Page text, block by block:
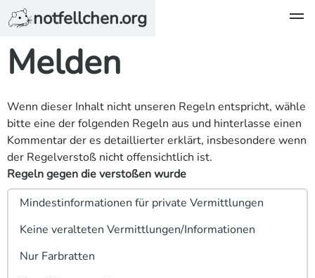
notfellchen.org
Melden
Wenn dieser Inhalt nicht unseren Regeln entspricht, wähle
bitte eine der folgenden Regeln aus und hinterlasse einen
Kommentar der es detaillierter erklärt, insbesondere wenn
der Regelverstoß nicht offensichtlich ist.
Regeln gegen die verstoßen wurde